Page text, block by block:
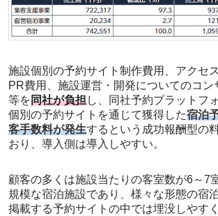
施設個別の予約サイト制作費用、アクセ
PR費用、施設運営・開発についてのコン
等を同社が負担し、同社予約プラットフ
個別の予約サイトを通じて獲得した宿泊
客手数料が発生するという成功報酬型の
おり、導入側は導入しやすい。
顧客の多くは施設当たりの客室数が6～7
規模な宿泊施設であり、様々な形態の宿
掲載する予約サイトの中では埋没しやす